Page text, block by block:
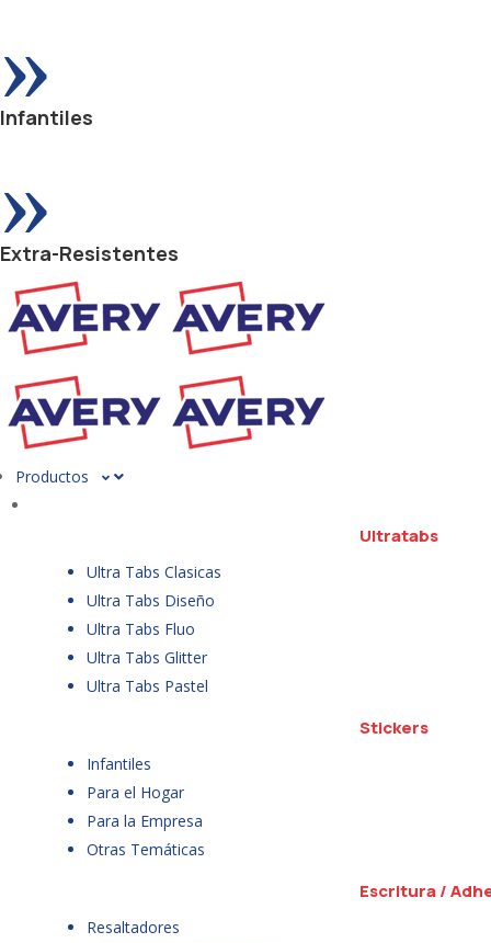
»
Infantiles
»
Extra-Resistentes
Productos
Ultratabs
Ultra Tabs Clasicas
Ultra Tabs Diseño
Ultra Tabs Fluo
Ultra Tabs Glitter
Ultra Tabs Pastel
Stickers
Infantiles
Para el Hogar
Para la Empresa
Otras Temáticas
Escritura /
Resaltadores